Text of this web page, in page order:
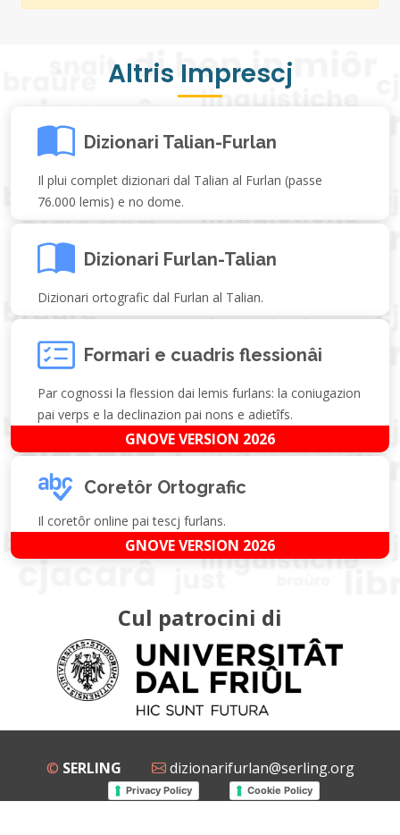
Altris Imprescj
Dizionari Talian-Furlan
Il plui complet dizionari dal Talian al Furlan (passe
76.000 lemis) e no dome.
Dizionari Furlan-Talian
Dizionari ortografic dal Furlan al Talian.
Formari e cuadris flessionâi
Par cognossi la flession dai lemis furlans: la coniugazion
pai verps e la declinazion pai nons e adietîfs.
GNOVE VERSION 2026
Coretôr Ortografic
Il coretôr online pai tescj furlans.
GNOVE VERSION 2026
Cul patrocini di
© SERLING dizionarifurlan@serling.org
Privacy Policy Cookie Policy